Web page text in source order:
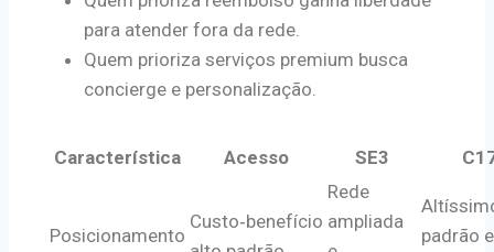
para atender fora da rede.
Quem prioriza serviços premium busca
concierge e personalização.
Característica Acesso SE3
Posicionamento
Custo‑benefício
Rede
ampliada
padrão e